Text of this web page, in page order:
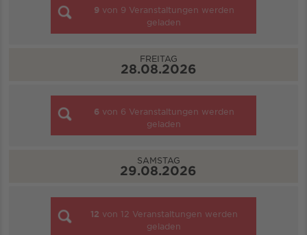
9 von 9 Veranstaltungen werden
geladen
FREITAG
28.08.2026
6 von 6 Veranstaltungen werden
geladen
SAMSTAG
29.08.2026
12 von 12 Veranstaltungen werden
geladen